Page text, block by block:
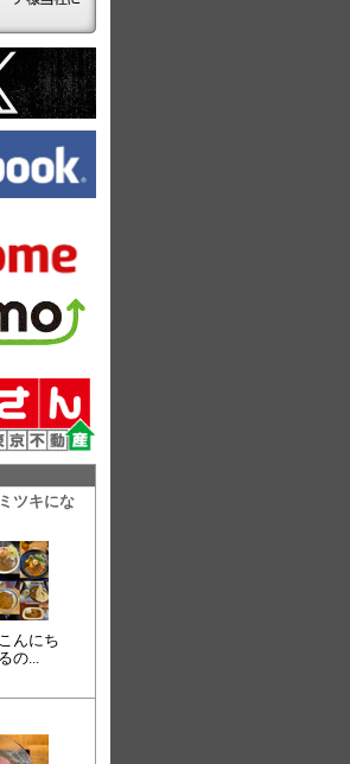
ツキにな
んにち
の...